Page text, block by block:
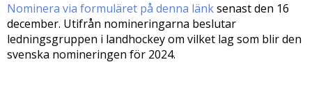
Nominera via formuläret på denna länksenast den 16
december. Utifrån nomineringarna beslutar
ledningsgruppen i landhockey om vilket lag som blir den
svenska nomineringen för 2024.